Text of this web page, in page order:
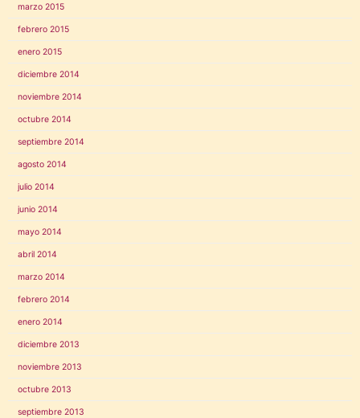
marzo 2015
febrero 2015
enero 2015
diciembre 2014
noviembre 2014
octubre 2014
septiembre 2014
agosto 2014
julio 2014
junio 2014
mayo 2014
abril 2014
marzo 2014
febrero 2014
enero 2014
diciembre 2013
noviembre 2013
octubre 2013
septiembre 2013